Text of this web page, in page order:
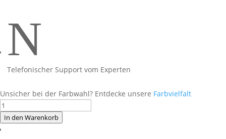
N
Telefonischer Support vom Experten
Unsicher bei der Farbwahl? Entdecke unsere Farbvielfalt
RACE
Design
R6
In den Warenkorb